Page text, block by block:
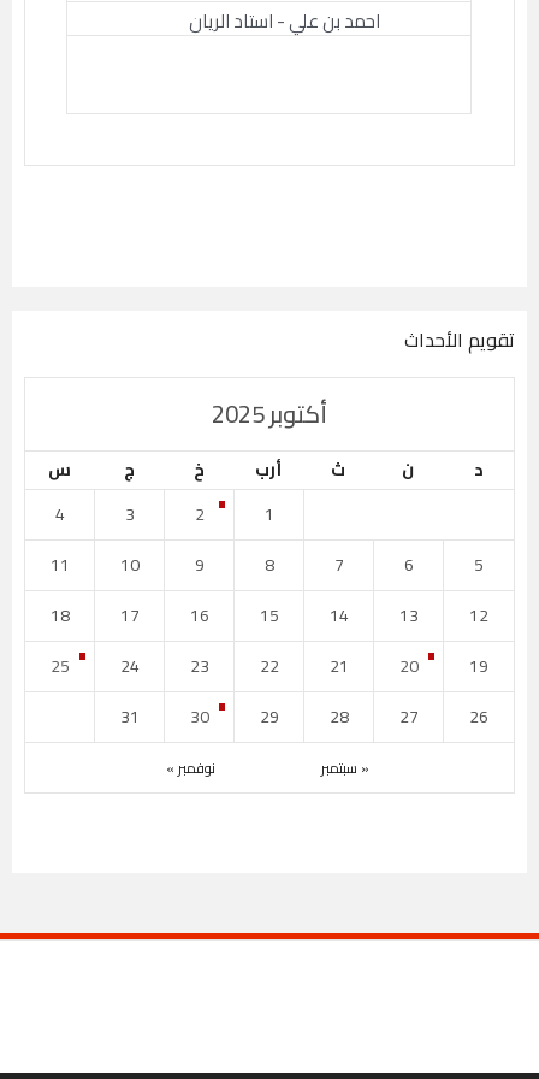
احمد بن علي - استاد الريان
تقويم الأحداث
أكتوبر 2025
د ن ث أرب خ ج س
« سبتمبر نوفمبر »
1
2
3
4
5
6
7
8
9
10
11
12
13
14
15
16
17
18
19
20
21
22
23
24
25
26
27
28
29
30
31